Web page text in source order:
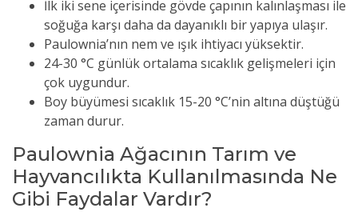
İlk iki sene içerisinde gövde çapının kalınlaşması ile
soğuğa karşı daha da dayanıklı bir yapıya ulaşır.
Paulownia’nın nem ve ışık ihtiyacı yüksektir.
24-30 °C günlük ortalama sıcaklık gelişmeleri için
çok uygundur.
Boy büyümesi sıcaklık 15-20 °C’nin altına düştüğü
zaman durur.
Paulownia Ağacının Tarım ve
Hayvancılıkta Kullanılmasında Ne
Gibi Faydalar Vardır?